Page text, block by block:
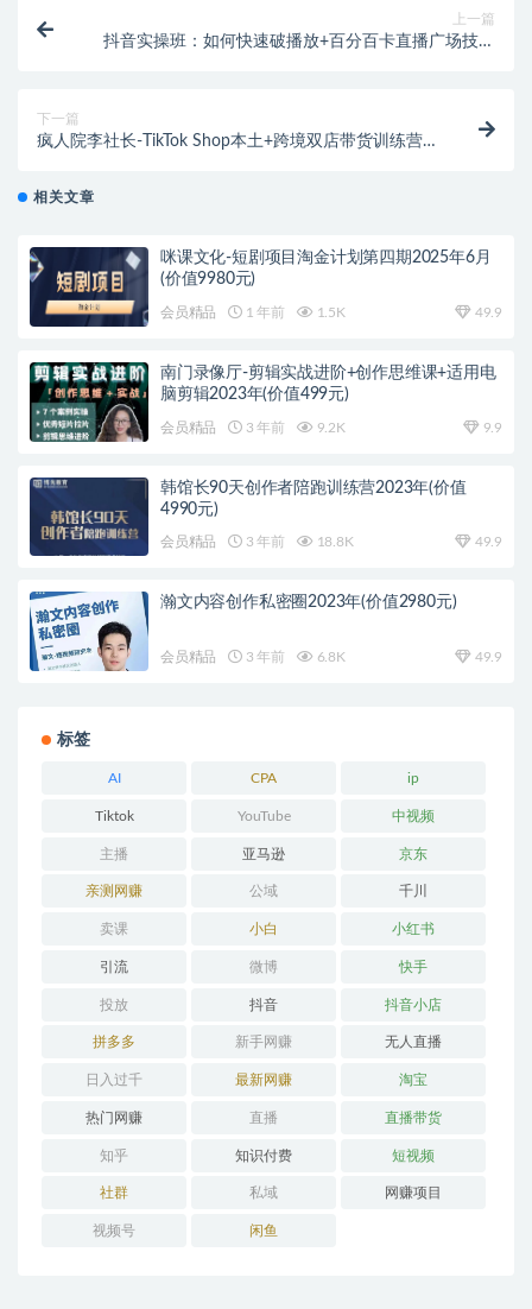
上一篇
抖音实操班：如何快速破播放+百分百卡直播广场技术
下一篇
疯人院李社长-TikTok Shop本土+跨境双店带货训练营第
相关文章
咪课文化-短剧项目淘金计划第四期2025年6月
(价值9980元)
会员精品 1 年前 1.5K 49.9
南门录像厅-剪辑实战进阶+创作思维课+适用电
脑剪辑2023年(价值499元)
会员精品 3 年前 9.2K 9.9
韩馆长90天创作者陪跑训练营2023年(价值
4990元)
会员精品 3 年前 18.8K 49.9
瀚文内容创作私密圈2023年(价值2980元)
会员精品 3 年前 6.8K 49.9
标签
AI CPA ip
Tiktok YouTube 中视频
主播 亚马逊 京东
亲测网赚 公域 千川
卖课 小白 小红书
引流 微博 快手
投放 抖音 抖音小店
拼多多 新手网赚 无人直播
日入过千 最新网赚 淘宝
热门网赚 直播 直播带货
知乎 知识付费 短视频
社群 私域 网赚项目
视频号 闲鱼